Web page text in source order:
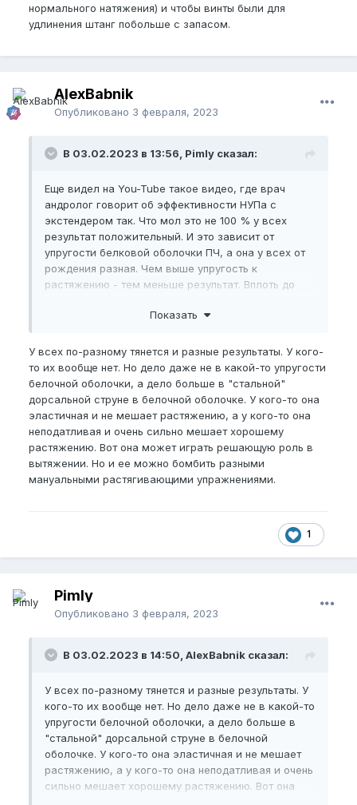
нормального натяжения) и чтобы винты были для
удлинения штанг побольше с запасом.
AlexBabnik
Опубликовано 3 февраля, 2023
В 03.02.2023 в 13:56, Pimly сказал:
Еще видел на You-Tube такое видео, где врач
андролог говорит об эффективности НУПа с
экстендером так. Что мол это не 100 % у всех
результат положительный. И это зависит от
упругости белковой оболочки ПЧ, а она у всех от
рождения разная. Чем выше упругость к
растяжению - тем меньше результат. Вплоть до
Показать
У всех по-разному тянется и разные результаты. У кого-
то их вообще нет. Но дело даже не в какой-то упругости
белочной оболочки, а дело больше в "стальной"
дорсальной струне в белочной оболочке. У кого-то она
эластичная и не мешает растяжению, а у кого-то она
неподатливая и очень сильно мешает хорошему
растяжению. Вот она может играть решающую роль в
вытяжении. Но и ее можно бомбить разными
мануальными растягивающими упражнениями.
1
Pimly
Опубликовано 3 февраля, 2023
В 03.02.2023 в 14:50, AlexBabnik сказал:
У всех по-разному тянется и разные результаты. У
кого-то их вообще нет. Но дело даже не в какой-то
упругости белочной оболочки, а дело больше в
"стальной" дорсальной струне в белочной
оболочке. У кого-то она эластичная и не мешает
растяжению, а у кого-то она неподатливая и очень
сильно мешает хорошему растяжению. Вот она